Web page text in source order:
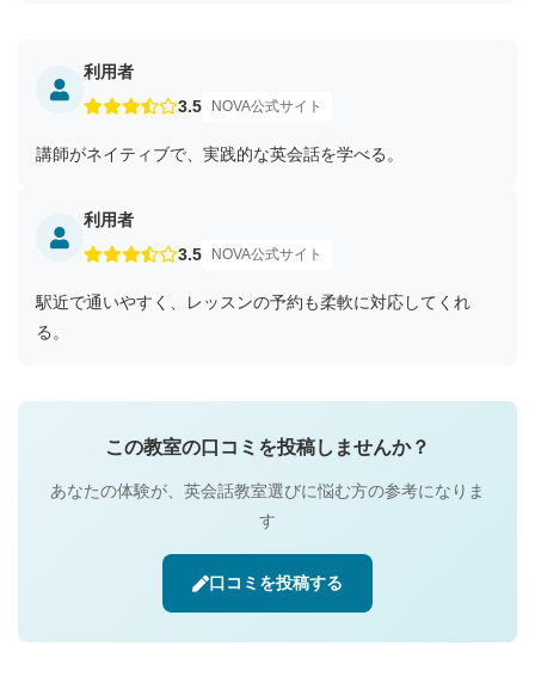
利用者
3.5
NOVA公式サイト
講師がネイティブで、実践的な英会話を学べる。
利用者
3.5
NOVA公式サイト
駅近で通いやすく、レッスンの予約も柔軟に対応してくれ
る。
この教室の口コミを投稿しませんか？
あなたの体験が、英会話教室選びに悩む方の参考になりま
す
口コミを投稿する